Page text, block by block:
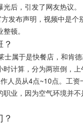
后，引发了网友热议。
发布声明，视频中是个
顿。
士属于是快餐店，和肯
时计算，分为两班倒，
人员从4点~10点。工资
职业，因为空气环境并